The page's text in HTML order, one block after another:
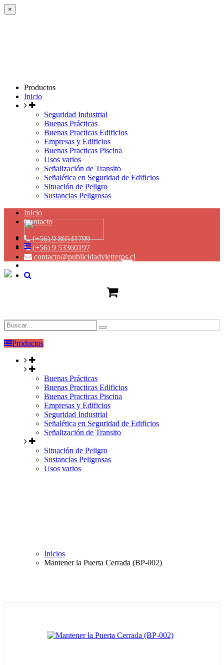
×
Productos
Inicio
Seguridad Industrial
Buenas Prácticas
Buenas Practicas Edificios
Empresas y Edificios
Buenas Practicas Piscina
Usos varios
Señalización de Transito
Señalética en Seguridad de Edificios
Situación de Peligro
Sustancias Peligrosas
Inicio
Contacto
(+56) 9 86541799
(+56) 9 53360197
contacto@publicidadyletreros.cl
Productos
Buenas Prácticas
Buenas Practicas Edificios
Buenas Practicas Piscina
Empresas y Edificios
Seguridad Industrial
Señalética en Seguridad de Edificios
Señalización de Transito
Situación de Peligro
Sustancias Peligrosas
Usos varios
Inicios
Mantener la Puerta Cerrada (BP-002)